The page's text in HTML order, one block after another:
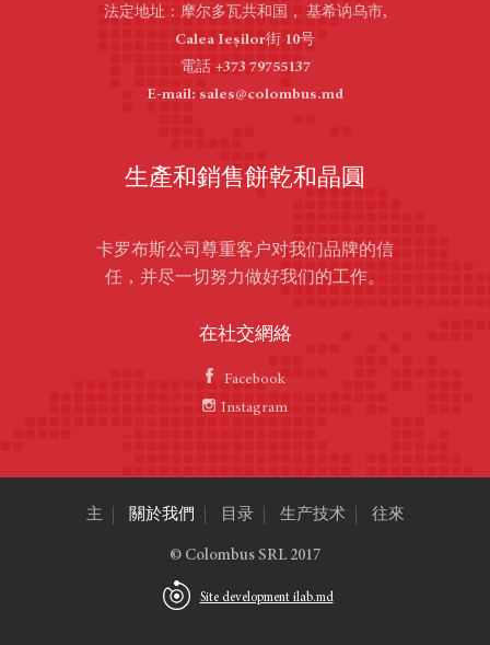
法定地址：摩尔多瓦共和国， 基希讷乌市,
Calea Ieșilor街 10号
電話 +373 79755137
E-mail: sales@colombus.md
生產和銷售餅乾和晶圓
卡罗布斯公司尊重客户对我们品牌的信
任，并尽一切努力做好我们的工作。
在社交網絡
Facebook
Instagram
主 關於我們 目录 生产技术 往來
© Colombus SRL 2017
Site development ilab.md